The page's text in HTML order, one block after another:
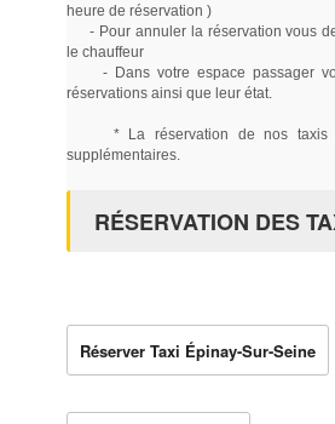
heure de réservation )
- Pour annuler la réservation vous
le chauffeur
- Dans votre espace passager
réservations ainsi que leur état.
* La réservation de nos taxis
supplémentaires.
RÉSERVATION DES
Réserver Taxi Épinay-Sur-Seine